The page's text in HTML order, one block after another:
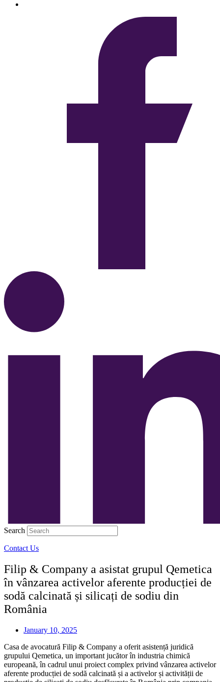
Search
Contact Us
Filip & Company a asistat grupul Qemetica
în vânzarea activelor aferente producției de
sodă calcinată și silicați de sodiu din
România
January 10, 2025
Casa de avocatură Filip & Company a oferit asistență juridică
grupului Qemetica, un important jucător în industria chimică
europeană, în cadrul unui proiect complex privind vânzarea activelor
aferente producției de sodă calcinată și a activelor și activității de